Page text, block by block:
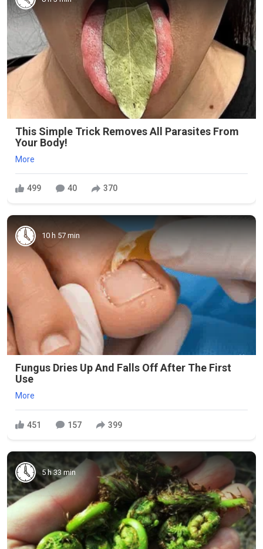
This Simple Trick Removes All Parasites From
Your Body!
More
499 40 370
10 h 57 min
Fungus Dries Up And Falls Off After The First
Use
More
451 157 399
5 h 33 min